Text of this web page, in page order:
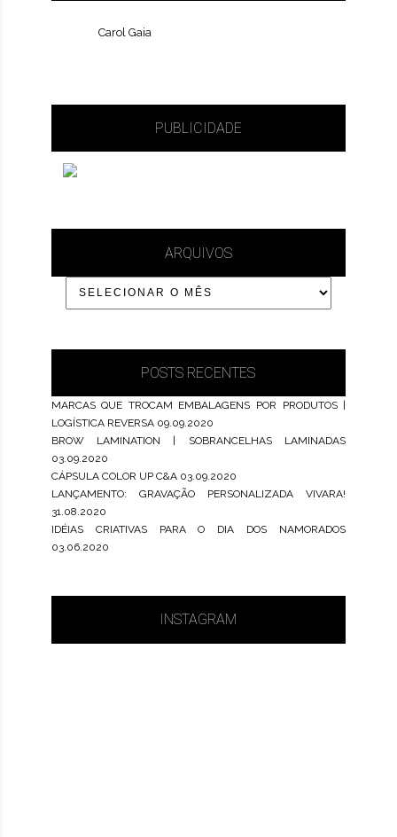
Carol Gaia
PUBLICIDADE
ARQUIVOS
POSTS RECENTES
MARCAS QUE TROCAM EMBALAGENS POR PRODUTOS |
LOGÍSTICA REVERSA 09.09.2020
BROW LAMINATION | SOBRANCELHAS LAMINADAS
03.09.2020
CÁPSULA COLOR UP C&A 03.09.2020
LANÇAMENTO: GRAVAÇÃO PERSONALIZADA VIVARA!
31.08.2020
IDÉIAS CRIATIVAS PARA O DIA DOS NAMORADOS
03.06.2020
INSTAGRAM